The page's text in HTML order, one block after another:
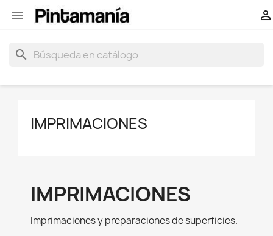
 
search
IMPRIMACIONES
IMPRIMACIONES
Imprimaciones y preparaciones de superficies.